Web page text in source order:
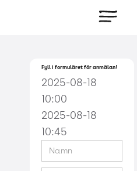
Fyll i formuläret för anmälan!
2025-08-18
10:00
2025-08-18
10:45